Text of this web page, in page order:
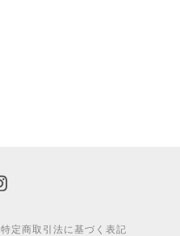
特定商取引法に基づく表記